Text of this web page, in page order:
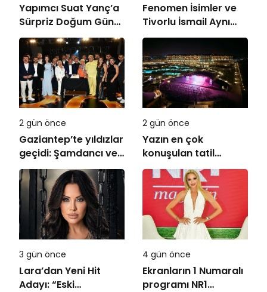
Yapımcı Suat Yanç’a
Sürpriz Doğum Günü
Kutlaması!
Fenomen İsimler ve
Tivorlu İsmail Aynı
Filmde Buluştu!
!Kozalak Devri! 7
Ağustos’ta Vizyonda
2 gün önce
Gaziantep’te yıldızlar
geçidi: Şamdancı ve
By Mustafa açılışı ile
Green Park’ta
görkemli gala
2 gün önce
Yazın en çok
konuşulan tatil
kareleri bu sezon
Ethno Belek’ten geldi
3 gün önce
Lara’dan Yeni Hit
Adayı: “Eski
4 gün önce
Ekranların 1 Numaralı
programı NR1